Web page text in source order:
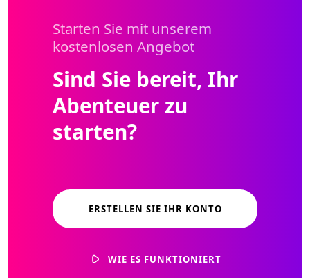
Starten Sie mit unserem
kostenlosen Angebot
Sind Sie bereit, Ihr
Abenteuer zu
starten?
ERSTELLEN SIE IHR KONTO
WIE ES FUNKTIONIERT